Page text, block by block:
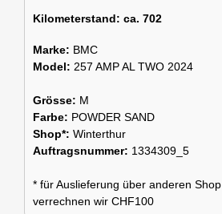
Kilometerstand: ca. 702
Marke: BMC
Model: 257 AMP AL TWO 2024
Grösse: M
Farbe: POWDER SAND
Shop*: Winterthur
Auftragsnummer: 1334309_5
* für Auslieferung über anderen Shop
verrechnen wir CHF100